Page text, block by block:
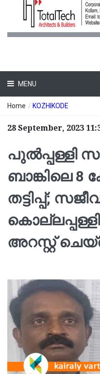
MENU
Home / KOZHIKODE
28 September, 2023
പുല്‍പ്പള്ളി
ബാങ്കിലെ 8
തട്ടിപ്പ്;
അറസ്റ്റ്